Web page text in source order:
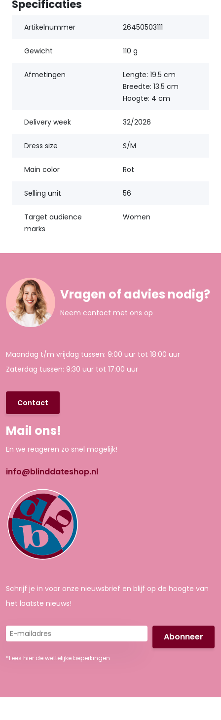
Specificaties
Artikelnummer 26450503111
Gewicht 110 g
Afmetingen
Lengte: 19.5 cm
Breedte: 13.5 cm
Hoogte: 4 cm
Delivery week 32/2026
Dress size S/M
Main color Rot
Selling unit 56
Target audience
marks
Women
Vragen of advies nodig?
Neem contact met ons op
Maandag t/m vrijdag tussen: 9:00 uur tot 18:00 uur
Zaterdag tussen: 9:30 uur tot 17:00 uur
Contact
Mail ons!
En we reageren zo snel mogelijk!
info@blinddateshop.nl
Schrijf je in voor onze nieuwsbrief en blijf op de hoogte van
het laatste nieuws!
E-
mailadres
*Lees hier de wettelijke beperkingen